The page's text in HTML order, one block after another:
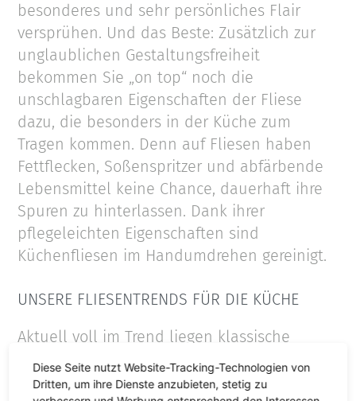
besonderes und sehr persönliches Flair
versprühen. Und das Beste: Zusätzlich zur
unglaublichen Gestaltungsfreiheit
bekommen Sie „on top“ noch die
unschlagbaren Eigenschaften der Fliese
dazu, die besonders in der Küche zum
Tragen kommen. Denn auf Fliesen haben
Fettflecken, Soßenspritzer und abfärbende
Lebensmittel keine Chance, dauerhaft ihre
Spuren zu hinterlassen. Dank ihrer
pflegeleichten Eigenschaften sind
Küchenfliesen im Handumdrehen gereinigt.
UNSERE FLIESENTRENDS FÜR DIE KÜCHE
Aktuell voll im Trend liegen klassische
Kombinationen aus schwarzen und weißen
Fliesen. Besonders gut wirkt diese
Diese Seite nutzt Website-Tracking-Technologien von
Dritten, um ihre Dienste anzubieten, stetig zu